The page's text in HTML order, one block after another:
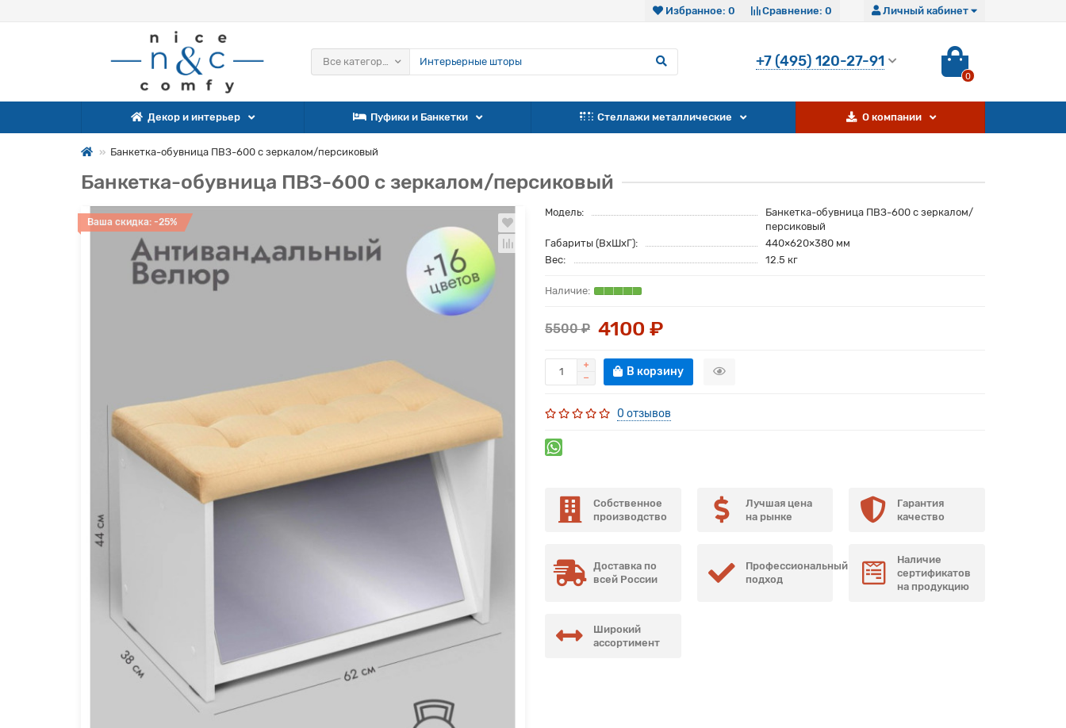
Личный кабинет
Сравнение: 0
Избранное: 0
+7 (495) 120-27-91
0
Все категории
Декор и интерьер Пуфики и Банкетки Стеллажи металлические О компании
Банкетка-обувница ПВЗ-600 с зеркалом/персиковый
Банкетка-обувница ПВЗ-600 с зеркалом/персиковый
Ваша скидка: -25%
Модель:
Банкетка-обувница ПВЗ-600 с зеркалом/
персиковый
Габариты (ВхШхГ):
440×620×380 мм
Вес:
12.5 кг
5500 ₽ 4100 ₽
В корзину
0 отзывов
Собственное
производство
Лучшая цена
на рынке
Гарантия
качество
Доставка по
всей России
Профессиональный
подход
Наличие
сертификатов
на продукцию
Широкий
ассортимент